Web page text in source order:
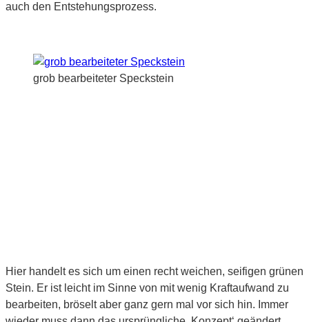
auch den Entstehungsprozess.
grob bearbeiteter Speckstein
Hier handelt es sich um einen recht weichen, seifigen grünen
Stein. Er ist leicht im Sinne von mit wenig Kraftaufwand zu
bearbeiten, bröselt aber ganz gern mal vor sich hin. Immer